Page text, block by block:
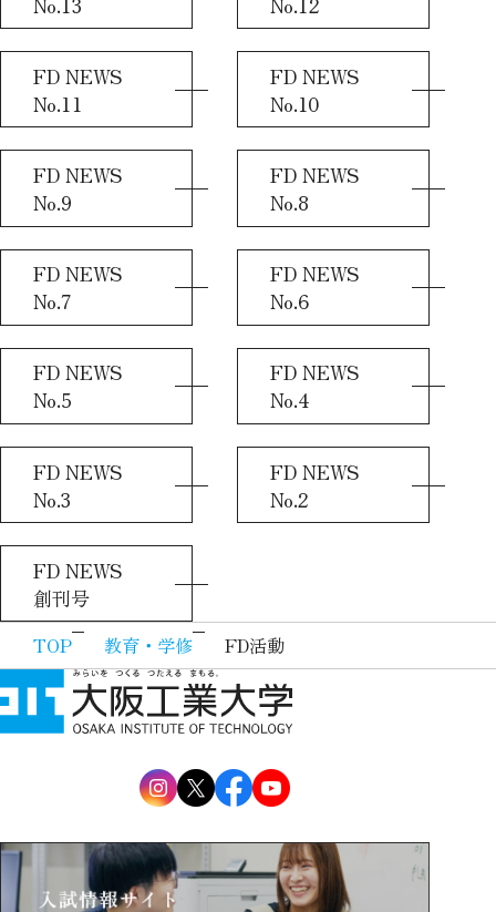
FD NEWS
No.11
FD NEWS
No.10
FD NEWS
No.9
FD NEWS
No.8
FD NEWS
No.7
FD NEWS
No.6
FD NEWS
No.5
FD NEWS
No.4
FD NEWS
No.3
FD NEWS
No.2
FD NEWS
創刊号
TOP 教育・学修 FD活動